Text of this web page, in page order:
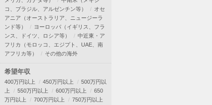
コ、ブラジル、アルゼンチン等）
オセ
アニア（オーストラリア、ニュージーラ
ンド等）
ヨーロッパ（イギリス、フラ
ンス、ドイツ、ロシア等）
中近東・ア
フリカ（モロッコ、エジプト、UAE、南
アフリカ等）
その他の海外
希望年収
400万円以上 450万円以上
500万円以
上
550万円以上 600万円以上
650
万円以上
700万円以上
750万円以上